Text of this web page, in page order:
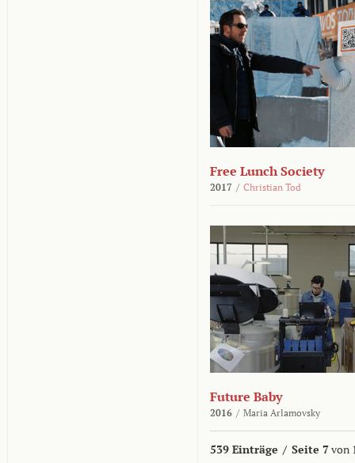
Free Lunch Society
2017 / Christian Tod
Future Baby
2016 / Maria Arlamovsky
539 Einträge / Seite 7von